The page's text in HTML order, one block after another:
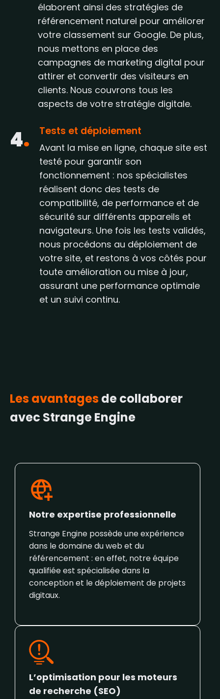
élaborent ainsi des stratégies de
référencement naturel pour améliorer
votre classement sur Google. De plus,
nous mettons en place des
campagnes de marketing digital pour
attirer et convertir des visiteurs en
clients. Nous couvrons tous les
aspects de votre stratégie digitale.
4. Tests et déploiement
Avant la mise en ligne, chaque site est
testé pour garantir son
fonctionnement : nos spécialistes
réalisent donc des tests de
compatibilité, de performance et de
sécurité sur différents appareils et
navigateurs. Une fois les tests validés,
nous procédons au déploiement de
votre site, et restons à vos côtés pour
toute amélioration ou mise à jour,
assurant une performance optimale
et un suivi continu.
Les avantagesde collaborer
avec Strange Engine
Notre expertise professionnelle
Strange Engine possède une expérience
dans le domaine du web et du
référencement : en effet, notre équipe
qualifiée est spécialisée dans la
conception et le déploiement de projets
digitaux.
L’optimisation pour les moteurs
de recherche (SEO)